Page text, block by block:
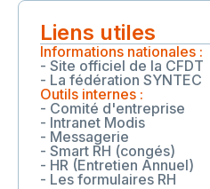
Liens utiles
Informations nationales :
- Site officiel de la CFDT
- La fédération SYNTEC
Outils internes :
- Comité d'entreprise
- Intranet Modis
- Messagerie
- Smart RH (congés)
- HR (Entretien Annuel)
- Les formulaires RH